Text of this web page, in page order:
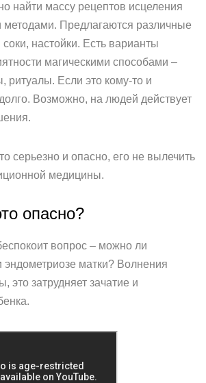
найти массу рецептов исцеления
Предлагаются различные
настойки. Есть варианты
магическими способами –
ритуалы. Если это кому-то и
Возможно, на людей действует
серьезно и опасно, его не вылечить
медицины.
опасно?
вопрос – можно ли
эндометриозе матки? Волнения
это затрудняет зачатие и